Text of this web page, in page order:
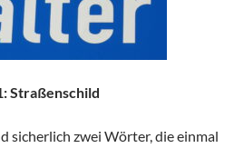
Straßenschild
sicherlich zwei Wörter, die einmal